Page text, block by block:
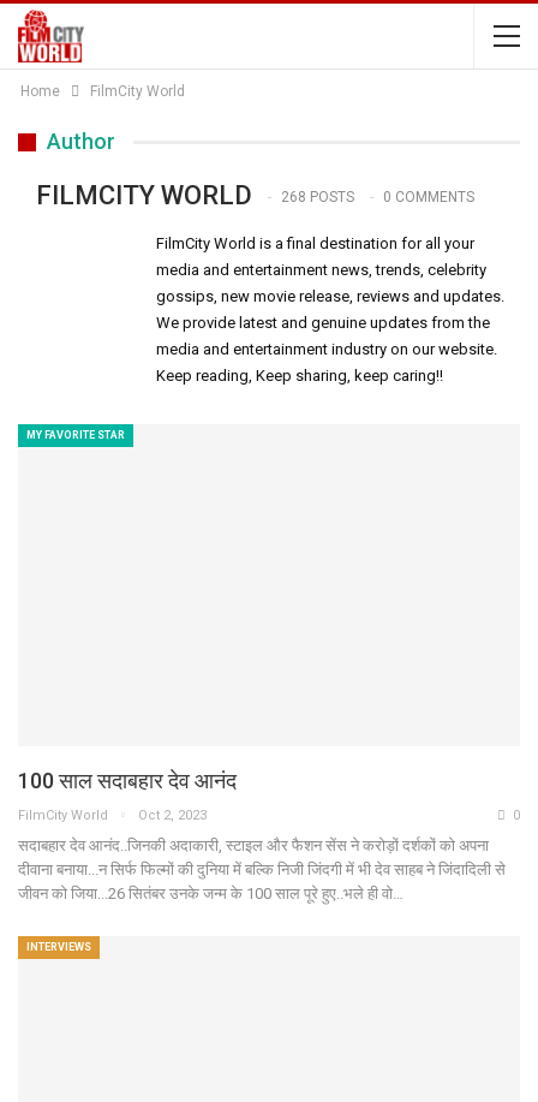
Home FilmCity World
Author
FILMCITY WORLD 268 POSTS 0 COMMENTS
FilmCity World is a final destination for all your
media and entertainment news, trends, celebrity
gossips, new movie release, reviews and updates.
We provide latest and genuine updates from the
media and entertainment industry on our website.
Keep reading, Keep sharing, keep caring!!
MY FAVORITE STAR
100 साल सदाबहार देव आनंद
FilmCity World Oct 2, 2023 0
सदाबहार देव आनंद..जिनकी अदाकारी, स्टाइल और फैशन सेंस ने करोड़ों दर्शकों को अपना
दीवाना बनाया...न सिर्फ फिल्मों की दुनिया में बल्कि निजी जिंदगी में भी देव साहब ने जिंदादिली से
जीवन को जिया...26 सितंबर उनके जन्म के 100 साल पूरे हुए..भले ही वो…
INTERVIEWS